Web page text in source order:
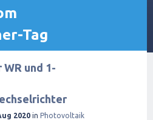
Tag
und 1-
2020 in Photovoltaik